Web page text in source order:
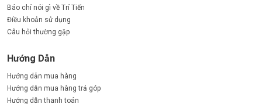
Báo chí nói gì về Trí Tiến
Điều khoản sử dụng
Câu hỏi thường gặp
Hướng Dẫn
Hướng dẫn mua hàng
Hướng dẫn mua hàng trả góp
Hướng dẫn thanh toán